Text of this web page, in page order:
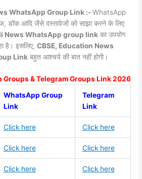
WhatsApp Group Link :-WhatsApp
डॉक आदि जैसे दस्तावेजों को साझा करने के लिए
NewsWhatsApp group link का उपयोग
है। इसलिए,CBSE, Education News
Link बहुत आश्चर्य की बात नहीं होगी।
Groups & Telegram Groups Link 2026
WhatsApp Group
Link
Telegram
Link
Click here Click here
Click here Click here
Click here Click here